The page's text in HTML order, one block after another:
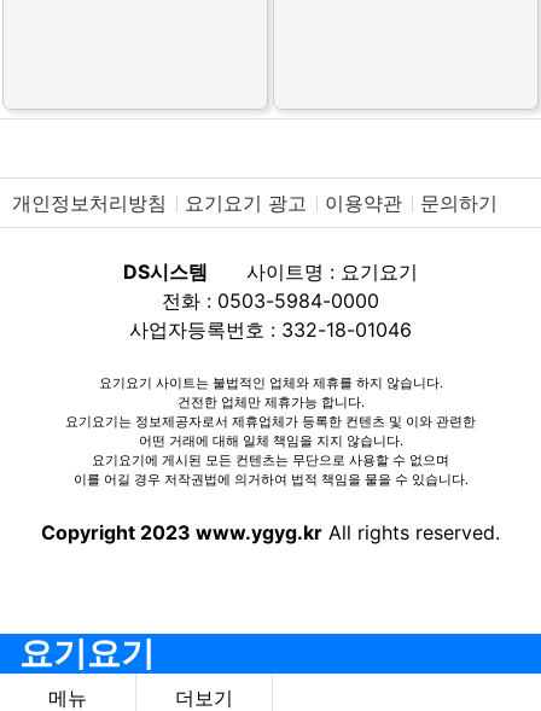
개인정보처리방침 요기요기 광고 이용약관 문의하기
DS시스템
사이트명 : 요기요기
전화 : 0503-5984-0000
사업자등록번호 : 332-18-01046
요기요기 사이트는 불법적인 업체와 제휴를 하지 않습니다.
건전한 업체만 제휴가능 합니다.
요기요기는 정보제공자로서 제휴업체가 등록한 컨텐츠 및 이와 관련한
어떤 거래에 대해 일체 책임을 지지 않습니다.
요기요기에 게시된 모든 컨텐츠는 무단으로 사용할 수 없으며
이를 어길 경우 저작권법에 의거하여 법적 책임을 물을 수 있습니다.
Copyright 2023 www.ygyg.kr All rights reserved.
요기요기
메뉴
더보기